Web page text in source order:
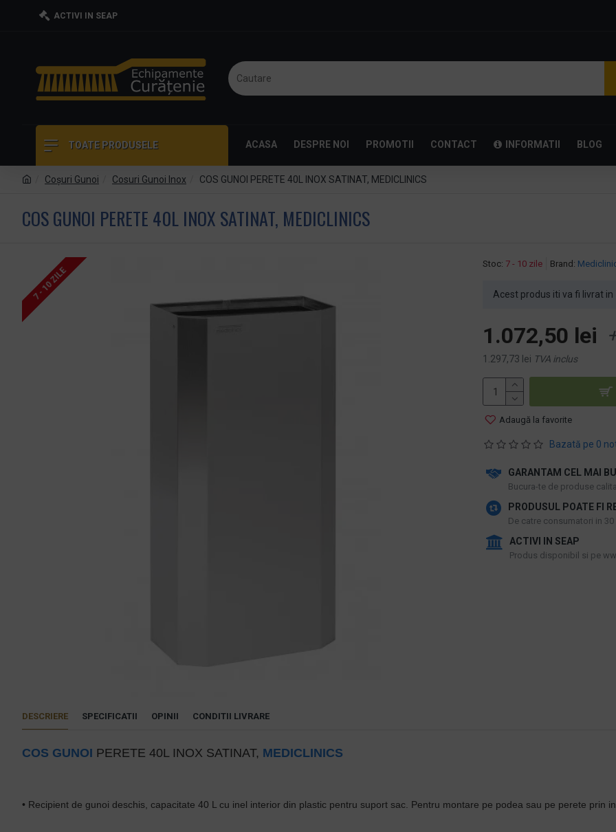
ACTIVI IN SEAP
TOATE PRODUSELE ACASA DESPRE NOI PROMOTII CONTACT INFORMATII BLOG
Coşuri Gunoi Cosuri Gunoi Inox COS GUNOI PERETE 40L INOX SATINAT, MEDICLINICS
COS GUNOI PERETE 40L INOX SATINAT, MEDICLINICS
7 - 10 ZILE
Stoc: 7 - 10 zile Brand:
Acest produs iti va fi livrat in
Bazată pe 0
1.072,50 lei
1.297,73 lei TVA inclus
Adaugă la favorite
GARANTAM CEL MAI
​Bucura-te de produse
PRODUSUL POATE FI
De catre consumatori in
ACTIVI IN SEAP
Produs disponibil si pe
DESCRIERE SPECIFICATII OPINII CONDITII LIVRARE
COS GUNOI PERETE 40L INOX SATINAT, MEDICLINICS
• Recipient de gunoi deschis, capacitate 40 L cu inel interior din plastic pentru suport sac. Pentru montare pe podea sau pe perete prin